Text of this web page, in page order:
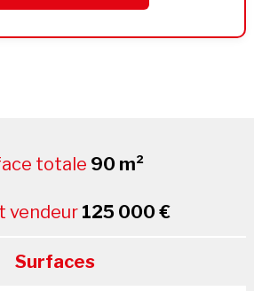
totale 90 m²
vendeur 125 000 €
Surfaces